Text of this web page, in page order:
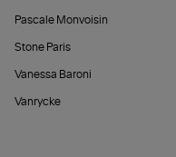
Pascale Monvoisin
Stone Paris
Vanessa Baroni
Vanrycke